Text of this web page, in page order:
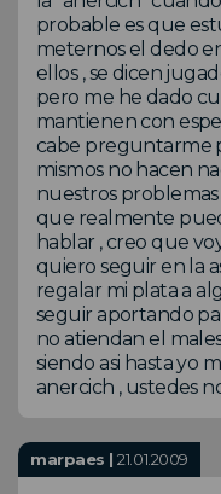
probable es que
meternos el dedo
ellos , se dicen
pero me he dado
mantienen con
cabe preguntarme
mismos no hacen
nuestros
que realmente
hablar , creo que
quiero seguir en la
regalar mi plata a
seguir aportando
no atiendan el
siendo asi hasta yo
anercich , ustedes
marpaes |21.01.2009